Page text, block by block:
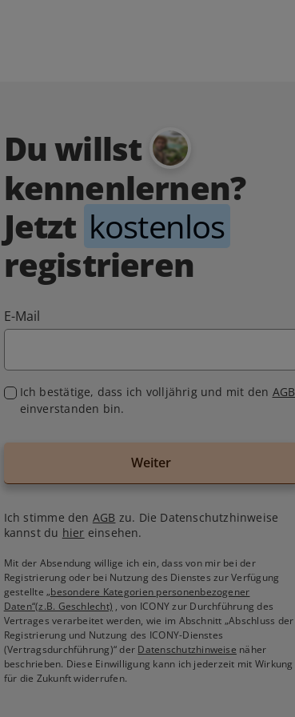
Du willst
kennenlernen?
Jetzt kostenlos
registrieren
E-Mail
Ich bestätige, dass ich volljährig und mit den AGB
einverstanden bin.
Weiter
Ich stimme den AGB zu. Die Datenschutzhinweise
kannst du hier einsehen.
Mit der Absendung willige ich ein, dass von mir bei der
Registrierung oder bei Nutzung des Dienstes zur Verfügung
gestellte„besondere Kategorien personenbezogener
Daten“(z.B. Geschlecht) , von ICONY zur Durchführung des
Vertrages verarbeitet werden, wie im Abschnitt „Abschluss der
Registrierung und Nutzung des ICONY-Dienstes
(Vertragsdurchführung)“ der Datenschutzhinweise näher
beschrieben. Diese Einwilligung kann ich jederzeit mit Wirkung
für die Zukunft widerrufen.